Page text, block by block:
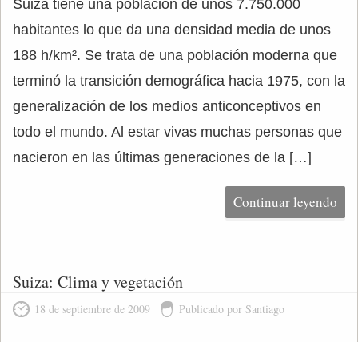
Suiza tiene una población de unos 7.750.000
habitantes lo que da una densidad media de unos
188 h/km². Se trata de una población moderna que
terminó la transición demográfica hacia 1975, con la
generalización de los medios anticonceptivos en
todo el mundo. Al estar vivas muchas personas que
nacieron en las últimas generaciones de la […]
Continuar leyendo
Suiza: Clima y vegetación
18 de septiembre de 2009 Publicado por Santiago